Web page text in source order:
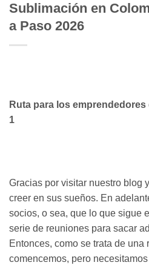
Sublimación en
a Paso 2026
Ruta para los
1
Gracias por visitar nuestro blog
creer en sus sueños. En
socios, o sea, que lo que sigue
serie de reuniones para sacar
Entonces, como se trata de una
comencemos, pero